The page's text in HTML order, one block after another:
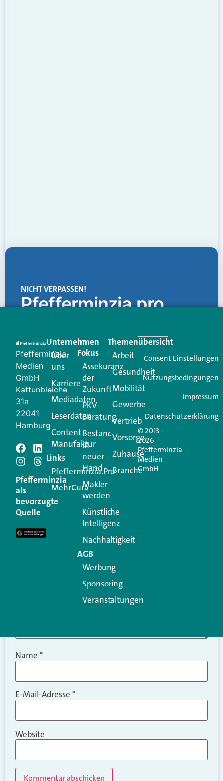
NICHT VERPASSEN!
Pfefferminzia.pro
Creator für Ihre Kundenkommunikation. Alles, was
Ihren Vertriebsalltag leichter macht. Mit nur einem
Login.
Jetzt anmelden
Schreiben Sie einen
Kommentar
Ihre E-Mail-Adresse wird nicht veröffentlicht.
Erforderliche Felder sind mit
Kommentar
Name *
E-Mail-Adresse *
Website
Pfefferminzia
Medien
GmbH
Kattunbleiche
31a
22041
Hamburg
Pfefferminzia
als
bevorzugte
Quelle
Unternehmen
Über
uns
Karriere
Mediadaten
Leserdaten
Content
Manufaktur
Links
Pfefferminzia.Pro
MehrCura
Im
Fokus
Assekuranz
der
Zukunft
PKV-
Beratung
Bestand
in
neuer
Hand
Makler
werden
Künstliche
Intelligenz
Nachhaltigkeit
AGB
Werbung
Sponsoring
Veranstaltungen
Themenübersicht
Arbeit
Gesundheit
Mobilität
Gewerbe
Vertrieb
Vorsorge
Zuhause
Branche
© 2013 -
2026
Pfefferminzia
Medien
GmbH
Consent Einstellungen
Nutzungsbedingungen
Impressum
Datenschutzerklärung